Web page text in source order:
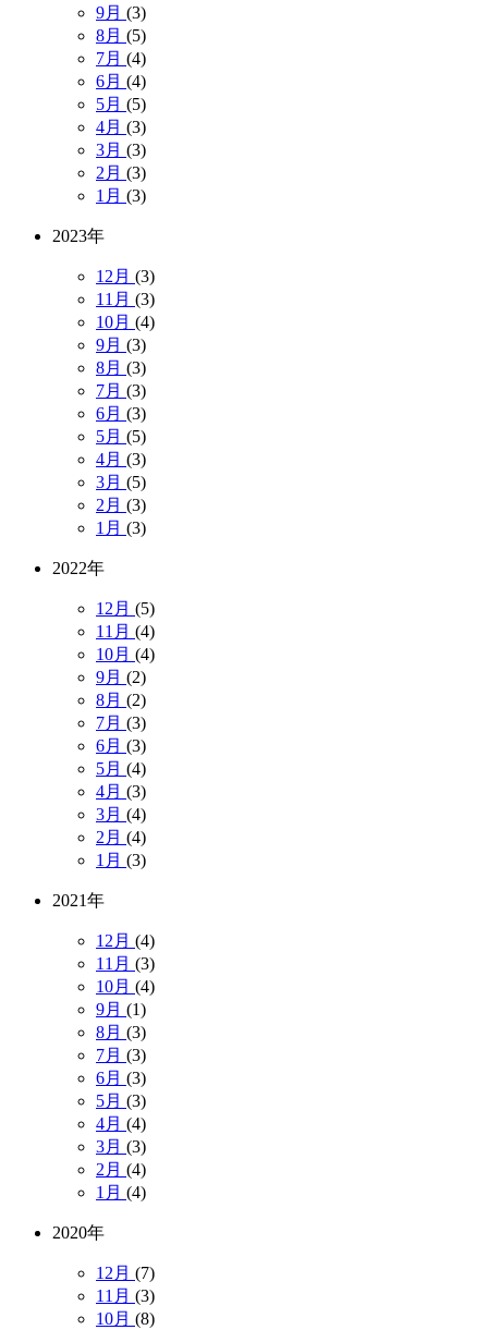
9月 (3)
8月 (5)
7月 (4)
6月 (4)
5月 (5)
4月 (3)
3月 (3)
2月 (3)
1月 (3)
2023年
12月 (3)
11月 (3)
10月 (4)
9月 (3)
8月 (3)
7月 (3)
6月 (3)
5月 (5)
4月 (3)
3月 (5)
2月 (3)
1月 (3)
2022年
12月 (5)
11月 (4)
10月 (4)
9月 (2)
8月 (2)
7月 (3)
6月 (3)
5月 (4)
4月 (3)
3月 (4)
2月 (4)
1月 (3)
2021年
12月 (4)
11月 (3)
10月 (4)
9月 (1)
8月 (3)
7月 (3)
6月 (3)
5月 (3)
4月 (4)
3月 (3)
2月 (4)
1月 (4)
2020年
12月 (7)
11月 (3)
10月 (8)